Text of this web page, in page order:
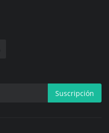
Suscripción